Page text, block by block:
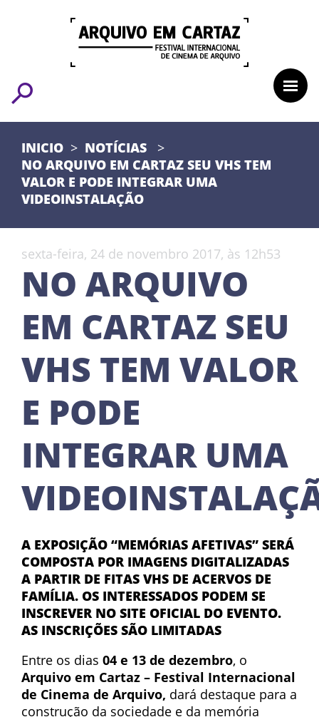
INICIO
NOTÍCIAS
NO ARQUIVO EM CARTAZ SEU VHS TEM
VALOR E PODE INTEGRAR UMA
VIDEOINSTALAÇÃO
sexta-feira, 24 de novembro 2017, às 12h53
NO ARQUIVO
EM CARTAZ SEU
VHS TEM VALOR
E PODE
INTEGRAR UMA
A EXPOSIÇÃO “MEMÓRIAS AFETIVAS” SERÁ
COMPOSTA POR IMAGENS DIGITALIZADAS
A PARTIR DE FITAS VHS DE ACERVOS DE
FAMÍLIA. OS INTERESSADOS PODEM SE
INSCREVER NO SITE OFICIAL DO EVENTO.
AS INSCRIÇÕES SÃO LIMITADAS
Entre os dias 04 e 13 de dezembro, o
Arquivo em Cartaz – Festival Internacional
de Cinema de Arquivo, dará destaque para a
construção da sociedade e da memória